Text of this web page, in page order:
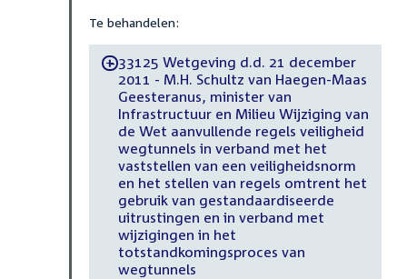
Te behandelen:
-33125 Wetgeving d.d. 21 december
2011 - M.H. Schultz van Haegen-Maas
Geesteranus, minister van
Infrastructuur en Milieu Wijziging van
de Wet aanvullende regels veiligheid
wegtunnels in verband met het
vaststellen van een veiligheidsnorm
en het stellen van regels omtrent het
gebruik van gestandaardiseerde
uitrustingen en in verband met
wijzigingen in het
totstandkomingsproces van
wegtunnels